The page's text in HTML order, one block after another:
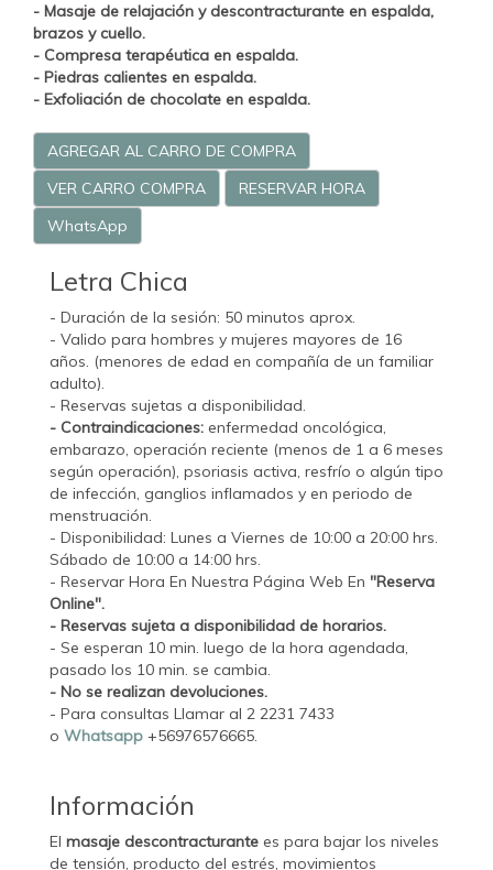
- Masaje de relajación y descontracturante en espalda,
brazos y cuello.
- Compresa terapéutica en espalda.
- Piedras calientes en espalda.
- Exfoliación de chocolate en espalda.
AGREGAR AL CARRO DE COMPRA
VER CARRO COMPRA
RESERVAR HORA
WhatsApp
Letra Chica
- Duración de la sesión: 50 minutos aprox.
- Valido para hombres y mujeres mayores de 16
años. (menores de edad en compañía de un familiar
adulto).
- Reservas sujetas a disponibilidad.
- Contraindicaciones: enfermedad oncológica,
embarazo, operación reciente (menos de 1 a 6 meses
según operación), psoriasis activa, resfrío o algún tipo
de infección, ganglios inflamados y en periodo de
menstruación.
- Disponibilidad: Lunes a Viernes de 10:00 a 20:00 hrs.
Sábado de 10:00 a 14:00 hrs.
- Reservar Hora En Nuestra Página Web En "Reserva
Online".
- Reservas sujeta a disponibilidad de horarios.
- Se esperan 10 min. luego de la hora agendada,
pasado los 10 min. se cambia.
- No se realizan devoluciones.
- Para consultas Llamar al 2 2231 7433
o Whatsapp +56976576665.
Información
El masaje descontracturante es para bajar los niveles
de tensión, producto del estrés, movimientos